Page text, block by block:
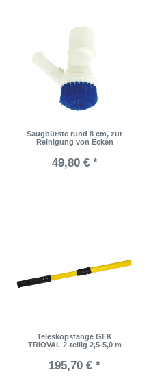
Saugbürste rund 8 cm, zur
Reinigung von Ecken
49,80 € *
Teleskopstange GFK
TRIOVAL 2-teilig 2,5-5,0 m
195,70 € *